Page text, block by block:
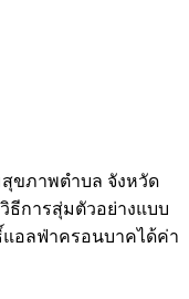
ขภาพตำบล จังหวัด
ธีการสุ่มตัวอย่างแบบ
แอลฟ่าครอนบาคได้ค่า